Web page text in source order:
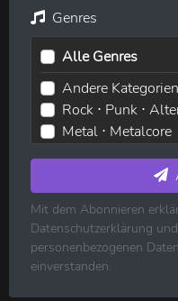
Genres
Alle Genres
Andere Kategorien
Rock ⋅ Punk ⋅
Metal ⋅ Metalcore
Pop ⋅ Dance ⋅
Hip-Hop ⋅ Rap
R&B ⋅ Soul ⋅
Volksmusik ⋅
Klassische Musik
Mit dem Abonnieren
Datenschutzerklärung
personenbezogenen
einverstanden.